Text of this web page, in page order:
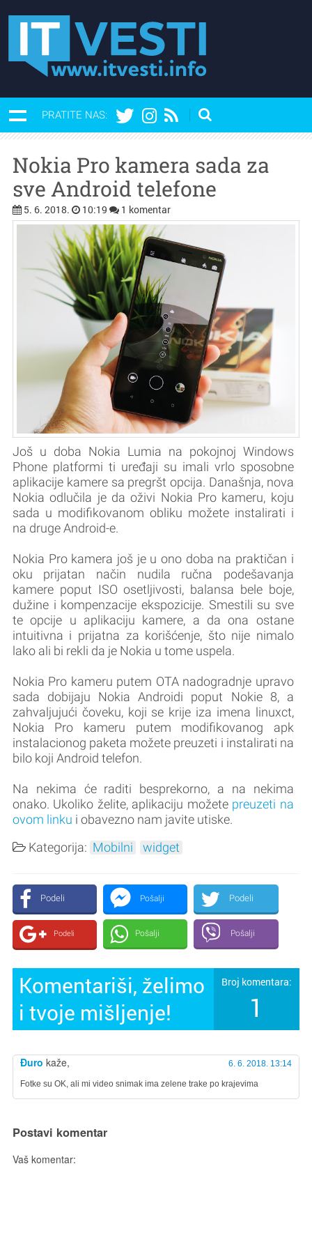
PRATITE NAS:
Nokia Pro kamera sada za
sve Android telefone
5. 6. 2018. 10:19 1 komentar
Još u doba Nokia Lumia na pokojnoj Windows
Phone platformi ti uređaji su imali vrlo sposobne
aplikacije kamere sa pregršt opcija. Današnja, nova
Nokia odlučila je da oživi Nokia Pro kameru, koju
sada u modifikovanom obliku možete instalirati i
na druge Android-e.
Nokia Pro kamera još je u ono doba na praktičan i
oku prijatan način nudila ručna podešavanja
kamere poput ISO osetljivosti, balansa bele boje,
dužine i kompenzacije ekspozicije. Smestili su sve
te opcije u aplikaciju kamere, a da ona ostane
intuitivna i prijatna za korišćenje, što nije nimalo
lako ali bi rekli da je Nokia u tome uspela.
Nokia Pro kameru putem OTA nadogradnje upravo
sada dobijaju Nokia Androidi poput Nokie 8, a
zahvaljujući čoveku, koji se krije iza imena linuxct,
Nokia Pro kameru putem modifikovanog apk
instalacionog paketa možete preuzeti i instalirati na
bilo koji Android telefon.
Na nekima će raditi besprekorno, a na nekima
onako. Ukoliko želite, aplikaciju možete preuzeti na
ovom linku i obavezno nam javite utiske.
Kategorija: Mobilni widget
Podeli Pošalji Podeli
Podeli Pošalji Pošalji
Komentariši, želimo
i tvoje mišljenje!
Broj komentara:
1
Đuro kaže, 6. 6. 2018. 13:14
Fotke su OK, ali mi video snimak ima zelene trake po krajevima
Postavi komentar
Vaš komentar: